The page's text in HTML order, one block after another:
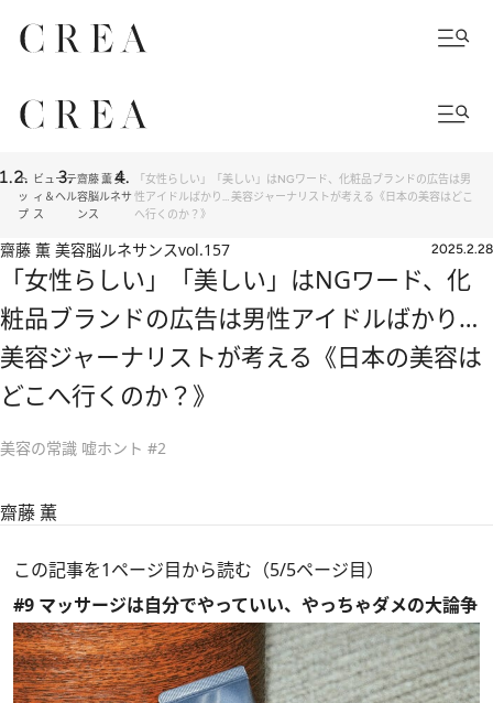
ト
ッ
プ
ビューテ
ィ＆ヘル
ス
齋藤 薫 美
容脳ルネサ
ンス
「女性らしい」「美しい」はNGワード、化粧品ブランドの広告は男
性アイドルばかり… 美容ジャーナリストが考える《日本の美容はどこ
へ行くのか？》
齋藤 薫 美容脳ルネサンスvol.157 2025.2.28
「女性らしい」「美しい」はNGワード、化
粧品ブランドの広告は男性アイドルばかり…
美容ジャーナリストが考える《日本の美容は
どこへ行くのか？》
美容の常識 嘘ホント #2
齋藤 薫
この記事を1ページ目から読む（5/5ページ目）
#9 マッサージは自分でやっていい、やっちゃダメの大論争